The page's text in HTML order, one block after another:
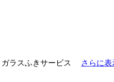
ガラスふきサービス さらに表